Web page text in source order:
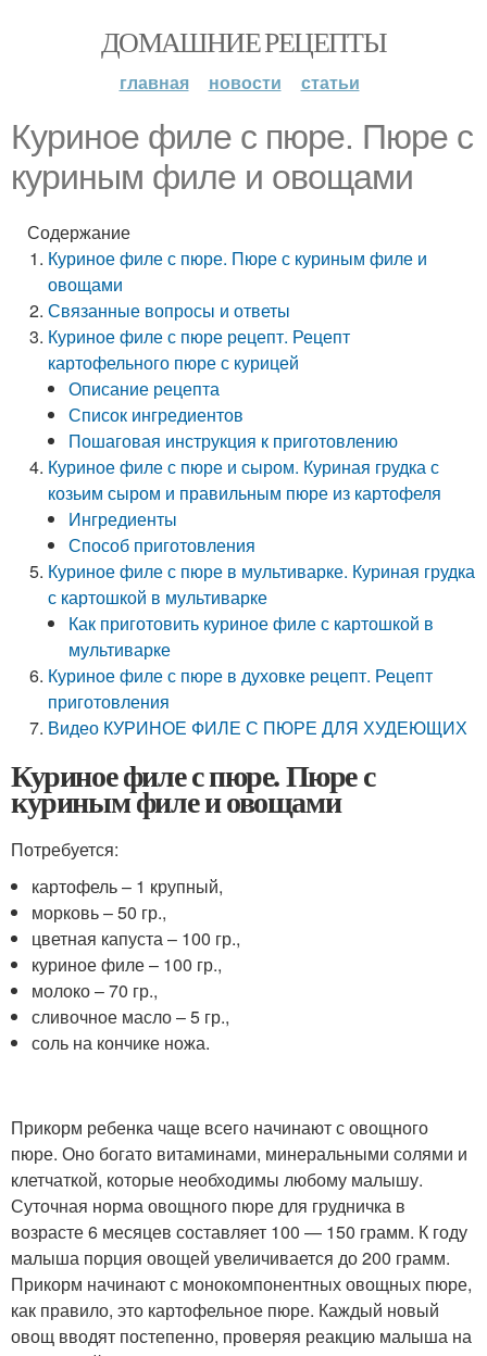
ДОМАШНИЕ РЕЦЕПТЫ
главная новости статьи
Куриное филе с пюре. Пюре с
куриным филе и овощами
Содержание
Куриное филе с пюре. Пюре с куриным филе и
овощами
Связанные вопросы и ответы
Куриное филе с пюре рецепт. Рецепт
картофельного пюре с курицей
Описание рецепта
Список ингредиентов
Пошаговая инструкция к приготовлению
Куриное филе с пюре и сыром. Куриная грудка с
козьим сыром и правильным пюре из картофеля
Ингредиенты
Способ приготовления
Куриное филе с пюре в мультиварке. Куриная грудка
с картошкой в мультиварке
Как приготовить куриное филе с картошкой в
мультиварке
Куриное филе с пюре в духовке рецепт. Рецепт
приготовления
Видео КУРИНОЕ ФИЛЕ С ПЮРЕ ДЛЯ ХУДЕЮЩИХ
Куриное филе с пюре. Пюре с
куриным филе и овощами
Потребуется:
картофель – 1 крупный,
морковь – 50 гр.,
цветная капуста – 100 гр.,
куриное филе – 100 гр.,
молоко – 70 гр.,
сливочное масло – 5 гр.,
соль на кончике ножа.
Прикорм ребенка чаще всего начинают с овощного
пюре. Оно богато витаминами, минеральными солями и
клетчаткой, которые необходимы любому малышу.
Суточная норма овощного пюре для грудничка в
возрасте 6 месяцев составляет 100 — 150 грамм. К году
малыша порция овощей увеличивается до 200 грамм.
Прикорм начинают с монокомпонентных овощных пюре,
как правило, это картофельное пюре. Каждый новый
овощ вводят постепенно, проверяя реакцию малыша на